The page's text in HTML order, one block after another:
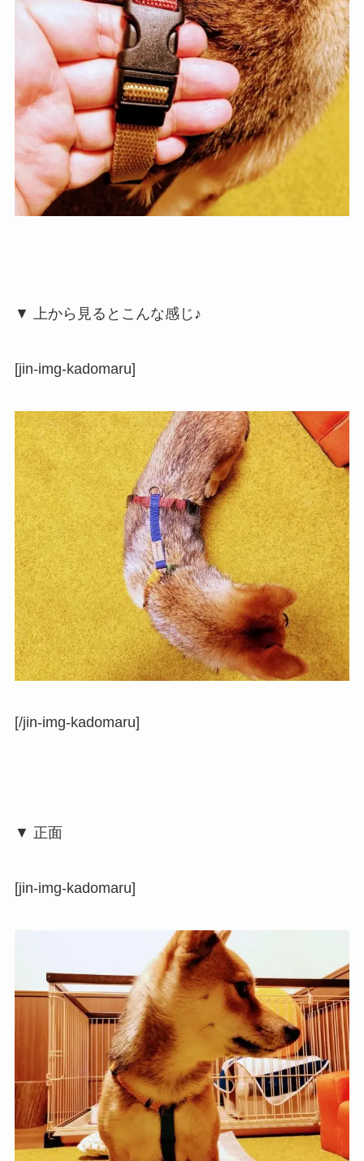
▼ 上から見るとこんな感じ♪
[jin-img-kadomaru]
[/jin-img-kadomaru]
▼ 正面
[jin-img-kadomaru]